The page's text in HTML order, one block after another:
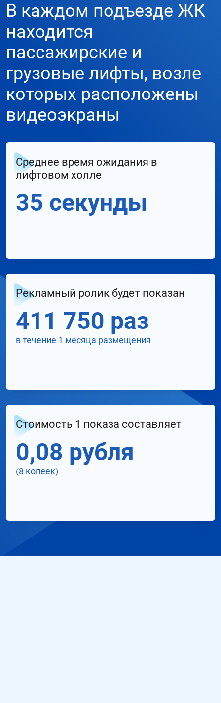
В каждом подъезде ЖК
находится
пассажирские и
грузовые лифты, возле
которых расположены
видеоэкраны
Среднее время ожидания в
лифтовом холле
35 секунды
Рекламный ролик будет показан
411 750 раз
в течение 1 месяца размещения
Стоимость 1 показа составляет
0,08 рубля
(8 копеек)